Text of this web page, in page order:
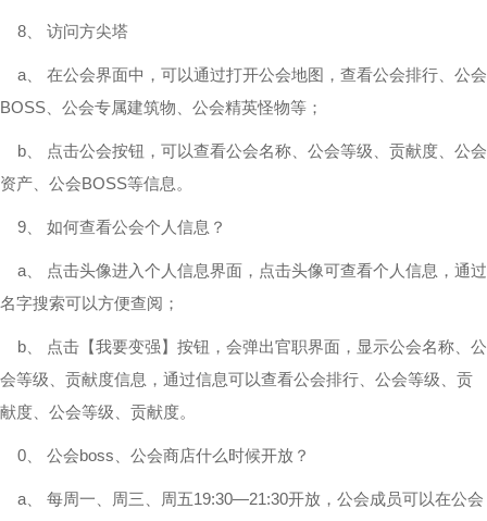
8、 访问方尖塔
a、 在公会界面中，可以通过打开公会地图，查看公会排行、公会
BOSS、公会专属建筑物、公会精英怪物等；
b、 点击公会按钮，可以查看公会名称、公会等级、贡献度、公会
资产、公会BOSS等信息。
9、 如何查看公会个人信息？
a、 点击头像进入个人信息界面，点击头像可查看个人信息，通过
名字搜索可以方便查阅；
b、 点击【我要变强】按钮，会弹出官职界面，显示公会名称、公
会等级、贡献度信息，通过信息可以查看公会排行、公会等级、贡
献度、公会等级、贡献度。
0、 公会boss、公会商店什么时候开放？
a、 每周一、周三、周五19:30—21:30开放，公会成员可以在公会